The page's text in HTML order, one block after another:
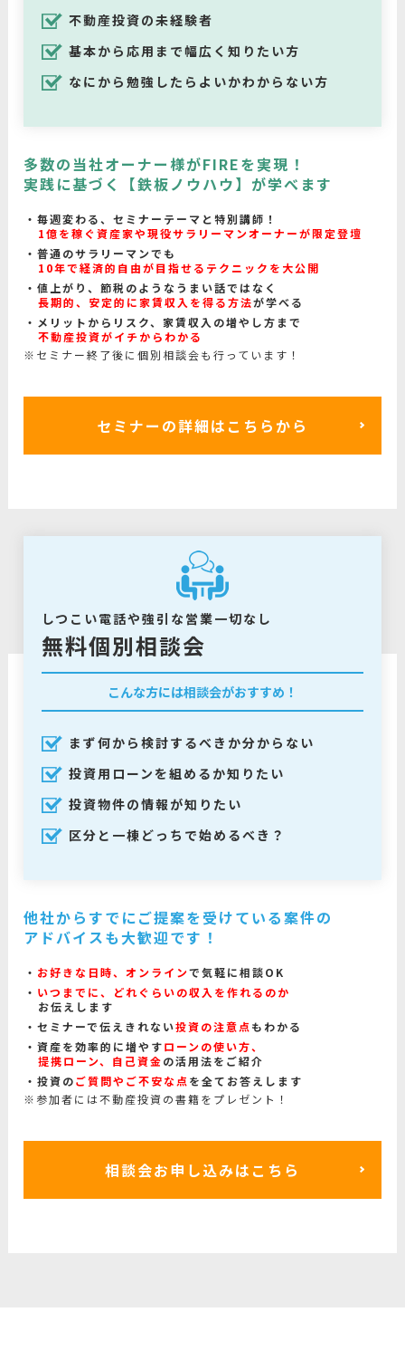
不動産投資の未経験者
基本から応用まで幅広く知りたい方
なにから勉強したらよいかわからない方
多数の当社オーナー様がFIREを実現！
実践に基づく【鉄板ノウハウ】が学べます
毎週変わる、セミナーテーマと特別講師！
1億を稼ぐ資産家や現役サラリーマンオーナーが限定登壇
普通のサラリーマンでも
10年で経済的自由が目指せるテクニックを大公開
値上がり、節税のようなうまい話ではなく
長期的、安定的に家賃収入を得る方法が学べる
メリットからリスク、家賃収入の増やし方まで
不動産投資がイチからわかる
※セミナー終了後に個別相談会も行っています！
セミナーの詳細はこちらから
しつこい電話や強引な営業一切なし
無料個別相談会
こんな方には相談会がおすすめ！
まず何から検討するべきか分からない
投資用ローンを組めるか知りたい
投資物件の情報が知りたい
区分と一棟どっちで始めるべき？
他社からすでにご提案を受けている案件の
アドバイスも大歓迎です！
お好きな日時、オンラインで気軽に相談OK
いつまでに、どれぐらいの収入を作れるのか
お伝えします
セミナーで伝えきれない投資の注意点 もわかる
資産を効率的に増やすローンの使い方、
提携ローン、自己資金の活用法をご紹介
投資のご質問やご不安な点 を全てお答えします
※参加者には不動産投資の書籍をプレゼント！
相談会お申し込みはこちら